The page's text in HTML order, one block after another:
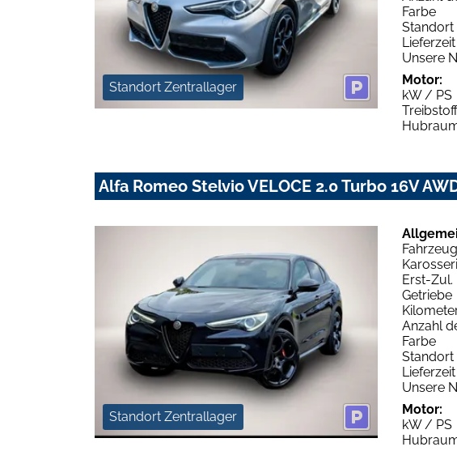
Standort Zentrallager
Farbe
Standort
Lieferzeit
Unsere
Motor:
kW / PS
Treibstoff
Alfa Romeo Stelvio VELOCE 2.0 Turbo 16V
Standort Zentrallager
Erst-Zul.
Getriebe
Anzahl
Farbe
Standort
Lieferzeit
Unsere
Motor:
kW / PS